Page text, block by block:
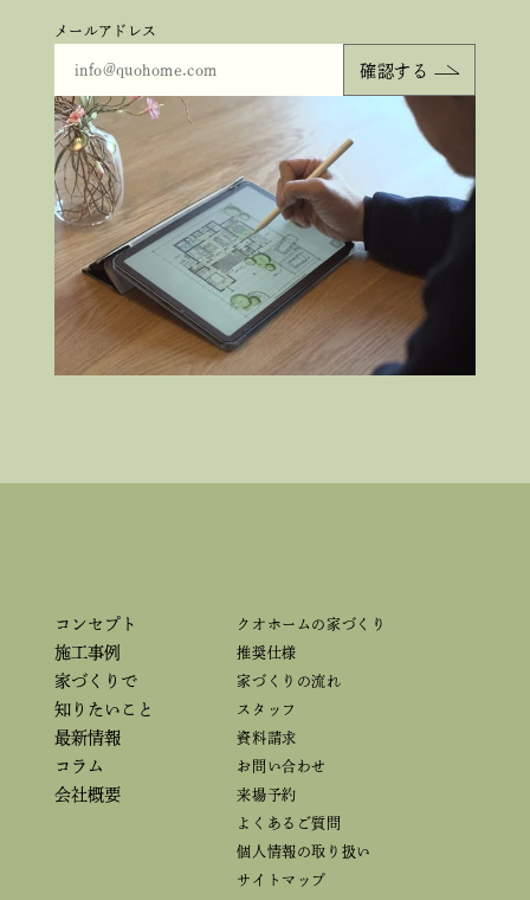
メールアドレス
コンセプト
施工事例
家づくりで
知りたいこと
最新情報
コラム
会社概要
クオホームの家づくり
推奨仕様
家づくりの流れ
スタッフ
資料請求
お問い合わせ
来場予約
よくあるご質問
個人情報の取り扱い
サイトマップ